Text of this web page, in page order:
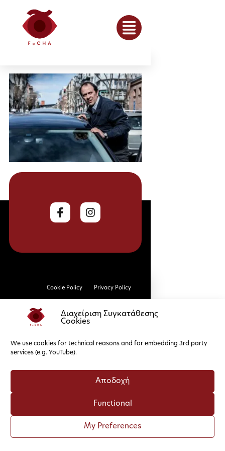
Διαχείριση Συγκατάθεσης
Cookies
We use cookies for technical reasons and for embedding 3rd party
services (e.g. YouTube).
Αποδοχή
Functional
My Preferences
Cookie Policy Privacy Policy